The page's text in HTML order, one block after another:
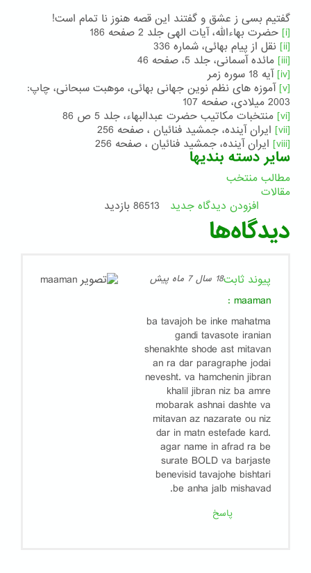
گفتیم بسی ز عشق و گفتند این قصه هنوز نا تمام است!
[i] حضرت بهاءالله، آیات الهی جلد 2 صفحه 186
[ii]
نقل از پیام بهائی، شماره 336
[iii]
مائده آسمانی، جلد 5، صفحه 46
[iv]
آیه 18 سوره زمر
[v]
آموزه های نظم نوین جهانی بهائی، موهبت سبحانی، چاپ:
2003 میلادی، صفحه 107
[vi]
منتخبات مکاتیب حضرت عبدالبهاء، جلد 5 ص 86
[vii]
ایران آینده، جمشید فنائیان ، صفحه 256
[viii]
ایران آینده، جمشید فنائیان ، صفحه 256
سایر دسته بندیها
مطالب منتخب
مقالات
افزودن دیدگاه جدید
86513 بازدید
دیدگاه‌ها
پیوند ثابت18 سال 7 ماه پیش
maaman
:
ba tavajoh be inke mahatma
gandi tavasote iranian
shenakhte shode ast mitavan
an ra dar paragraphe jodai
nevesht. va hamchenin jibran
khalil jibran niz ba amre
mobarak ashnai dashte va
mitavan az nazarate ou niz
dar in matn estefade kard.
agar name in afrad ra be
surate BOLD va barjaste
benevisid tavajohe bishtari
be anha jalb mishavad.
پاسخ